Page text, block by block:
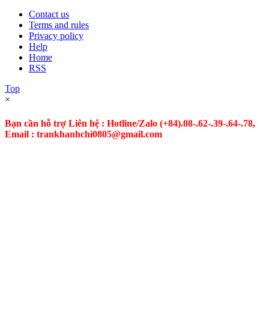
Contact us
Terms and rules
Privacy policy
Help
Home
RSS
Top
×
Bạn cần hỗ trợ Liên hệ : Hotline/Zalo (+84).08-.62-.39-.64-.78,
Email : trankhanhchi0805@gmail.com